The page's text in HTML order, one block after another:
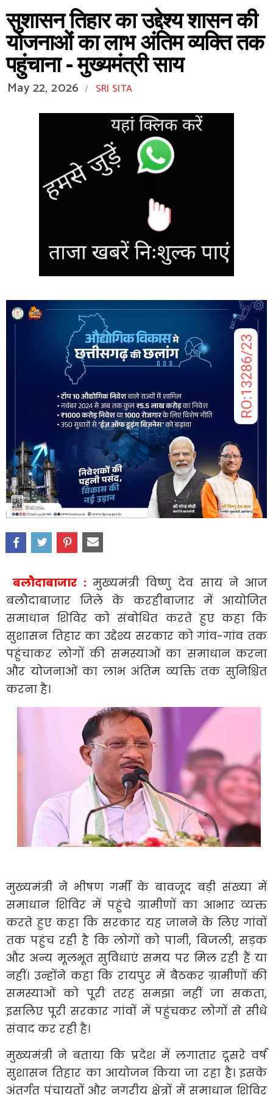
सुशासन तिहार का उद्देश्य शासन की
योजनाओं का लाभ अंतिम व्यक्ति तक
पहुंचाना - मुख्यमंत्री साय
May 22, 2026 / SRI SITA
बलौदाबाजार : मुख्यमंत्री विष्णु देव साय ने आज
बलौदाबाजार जिले के करहीबाजार में आयोजित
समाधान शिविर को संबोधित करते हुए कहा कि
सुशासन तिहार का उद्देश्य सरकार को गांव-गांव तक
पहुंचाकर लोगों की समस्याओं का समाधान करना
और योजनाओं का लाभ अंतिम व्यक्ति तक सुनिश्चित
करना है।
मुख्यमंत्री ने भीषण गर्मी के बावजूद बड़ी संख्या में
समाधान शिविर में पहुंचे ग्रामीणों का आभार व्यक्त
करते हुए कहा कि सरकार यह जानने के लिए गांवों
तक पहुंच रही है कि लोगों को पानी, बिजली, सड़क
और अन्य मूलभूत सुविधाएं समय पर मिल रही हैं या
नहीं। उन्होंने कहा कि रायपुर में बैठकर ग्रामीणों की
समस्याओं को पूरी तरह समझा नहीं जा सकता,
इसलिए पूरी सरकार गांवों में पहुंचकर लोगों से सीधे
संवाद कर रही है।
मुख्यमंत्री ने बताया कि प्रदेश में लगातार दूसरे वर्ष
सुशासन तिहार का आयोजन किया जा रहा है। इसके
अंतर्गत पंचायतों और नगरीय क्षेत्रों में समाधान शिविर